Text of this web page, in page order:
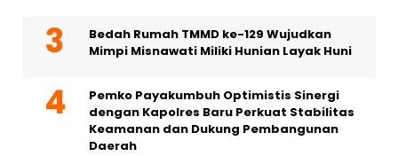
Bedah Rumah TMMD ke-129 Wujudkan
Mimpi Misnawati Miliki Hunian Layak Huni
Pemko Payakumbuh Optimistis Sinergi
dengan Kapolres Baru Perkuat Stabilitas
Keamanan dan Dukung Pembangunan
Daerah